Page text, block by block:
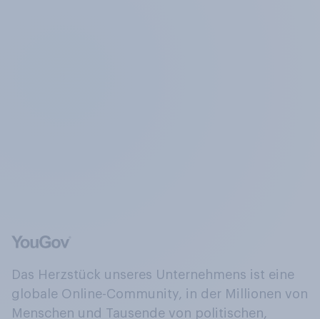
Das Herzstück unseres Unternehmens ist eine
globale Online-Community, in der Millionen von
Menschen und Tausende von politischen,